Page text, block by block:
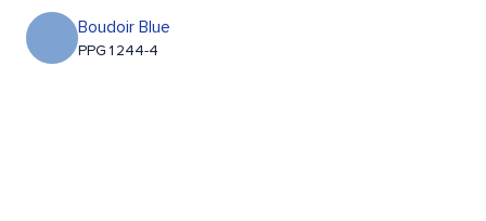
Boudoir Blue
PPG1244-4